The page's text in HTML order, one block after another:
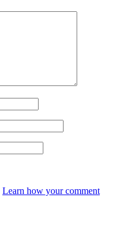
Learn how your comment